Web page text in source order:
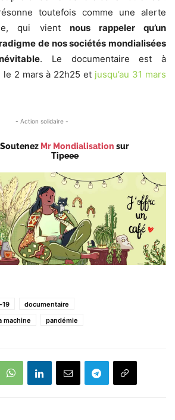
toutefois comme une alerte
qui vient nous rappeler qu’un
de nos sociétés mondialisées
. Le documentaire est à
le 2 mars à 22h25 et jusqu’au 31 mars
- Action solidaire -
Soutenez Mr Mondialisation sur
Tipeee
19
documentaire
machine
pandémie